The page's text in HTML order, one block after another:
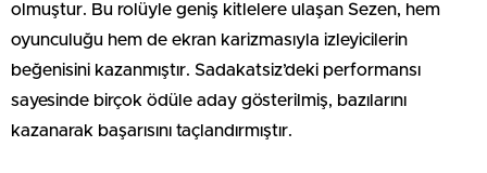
olmuştur. Bu rolüyle geniş kitlelere ulaşan Sezen, hem
oyunculuğu hem de ekran karizmasıyla izleyicilerin
beğenisini kazanmıştır. Sadakatsiz’deki performansı
sayesinde birçok ödüle aday gösterilmiş, bazılarını
kazanarak başarısını taçlandırmıştır.